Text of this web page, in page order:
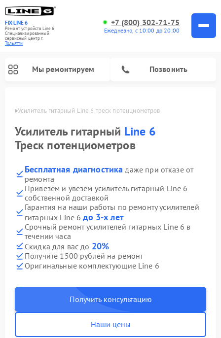
FIX-LINE 6
Ремонт устройств Line 6
Специализированный
cервисный центр г.
Тольятти
+7 (800) 302-71-75
Ежедневно, с 10:00 до 20:00
Мы ремонтируем Позвонить
Усилитель гитарный Line 6 треск потенциометров
Усилитель гитарный Line 6
Треск потенциометров
Бесплатная диагностика даже при отказе от
ремонта
Привезем и увезем усилитель гитарный Line 6
собственной доставкой
Гарантия на наши работы по ремонту усилителей
гитарных Line 6до 3-х лет
Срочный ремонт усилителей гитарных Line 6 в
течении часа
Скидка для вас до 20%
Получите 1500 рублей на ремонт
Оригинальные комплектующие Line 6
Получить консультацию
Наши цены